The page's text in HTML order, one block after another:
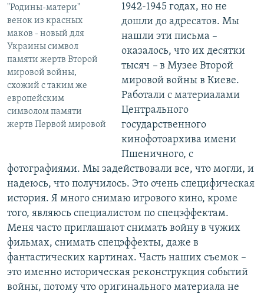
"Родины-матери"
венок из красных
маков - новый для
Украины символ
памяти жертв Второй
мировой войны,
схожий с таким же
европейским
символом памяти
жертв Первой мировой
1942-1945 годах, но не
дошли до адресатов. Мы
нашли эти письма –
оказалось, что их десятки
тысяч –в Музее Второй
мировой войны в Киеве.
Работали с материалами
Центрального
государственного
кинофотоархива имени
Пшеничного, с
фотографиями. Мы задействовали все, что могли, и
надеюсь, что получилось. Это очень специфическая
история. Я много снимаю игрового кино, кроме
того, являюсь специалистом по спецэффектам.
Меня часто приглашают снимать войну в чужих
фильмах, снимать спецэффекты, даже в
фантастических картинах. Часть наших съемок –
это именно историческая реконструкция событий
войны, потому что оригинального материала не